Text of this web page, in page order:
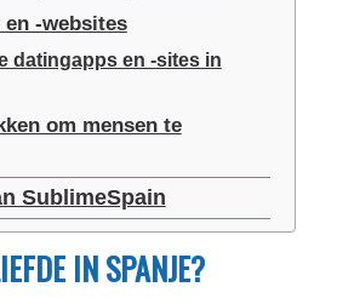
en -websites
datingapps en -sites in
om mensen te
SublimeSpain
IN SPANJE?